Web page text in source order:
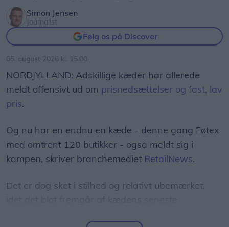
Simon Jensen
Journalist
Følg os på Discover
05. august 2026 kl. 15.00
NORDJYLLAND: Adskillige kæder har allerede
meldt offensivt ud om prisnedsættelser og fast, lav
pris.
Og nu har en endnu en kæde - denne gang Føtex
med omtrent 120 butikker - også meldt sig i
kampen, skriver branchemediet RetailNews.
Det er dog sket i stilhed og relativt ubemærket,